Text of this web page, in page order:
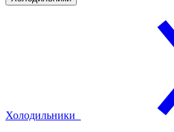
Холодильники